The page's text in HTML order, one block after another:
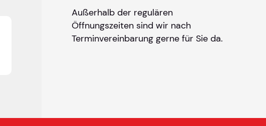
Außerhalb der regulären
Öffnungszeiten sind wir nach
Terminvereinbarung gerne für Sie da.